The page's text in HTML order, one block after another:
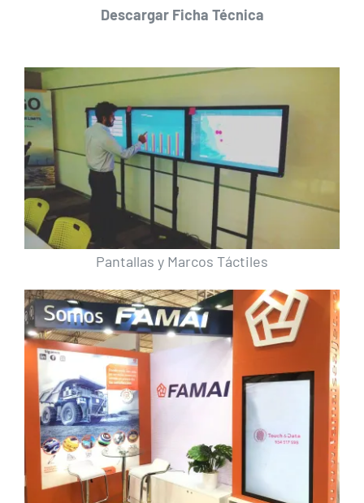
Descargar Ficha Técnica
Pantallas y Marcos Táctiles